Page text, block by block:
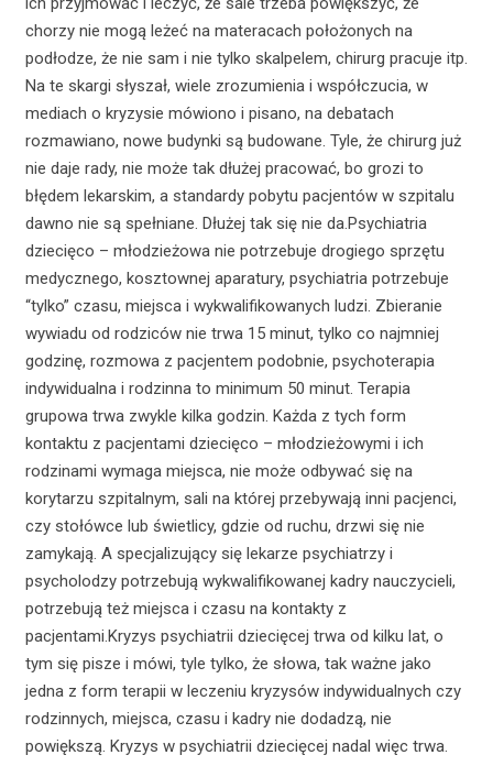
chorzy nie mogą leżeć na materacach położonych na
podłodze, że nie sam i nie tylko skalpelem, chirurg pracuje itp.
Na te skargi słyszał, wiele zrozumienia i współczucia, w
mediach o kryzysie mówiono i pisano, na debatach
rozmawiano, nowe budynki są budowane. Tyle, że chirurg już
nie daje rady, nie może tak dłużej pracować, bo grozi to
błędem lekarskim, a standardy pobytu pacjentów w szpitalu
dawno nie są spełniane. Dłużej tak się nie da.Psychiatria
dziecięco – młodzieżowa nie potrzebuje drogiego sprzętu
medycznego, kosztownej aparatury, psychiatria potrzebuje
“tylko” czasu, miejsca i wykwalifikowanych ludzi. Zbieranie
wywiadu od rodziców nie trwa 15 minut, tylko co najmniej
godzinę, rozmowa z pacjentem podobnie, psychoterapia
indywidualna i rodzinna to minimum 50 minut. Terapia
grupowa trwa zwykle kilka godzin. Każda z tych form
kontaktu z pacjentami dziecięco – młodzieżowymi i ich
rodzinami wymaga miejsca, nie może odbywać się na
korytarzu szpitalnym, sali na której przebywają inni pacjenci,
czy stołówce lub świetlicy, gdzie od ruchu, drzwi się nie
zamykają. A specjalizujący się lekarze psychiatrzy i
psycholodzy potrzebują wykwalifikowanej kadry nauczycieli,
potrzebują też miejsca i czasu na kontakty z
pacjentami.Kryzys psychiatrii dziecięcej trwa od kilku lat, o
tym się pisze i mówi, tyle tylko, że słowa, tak ważne jako
jedna z form terapii w leczeniu kryzysów indywidualnych czy
rodzinnych, miejsca, czasu i kadry nie dodadzą, nie
powiększą. Kryzys w psychiatrii dziecięcej nadal więc trwa.